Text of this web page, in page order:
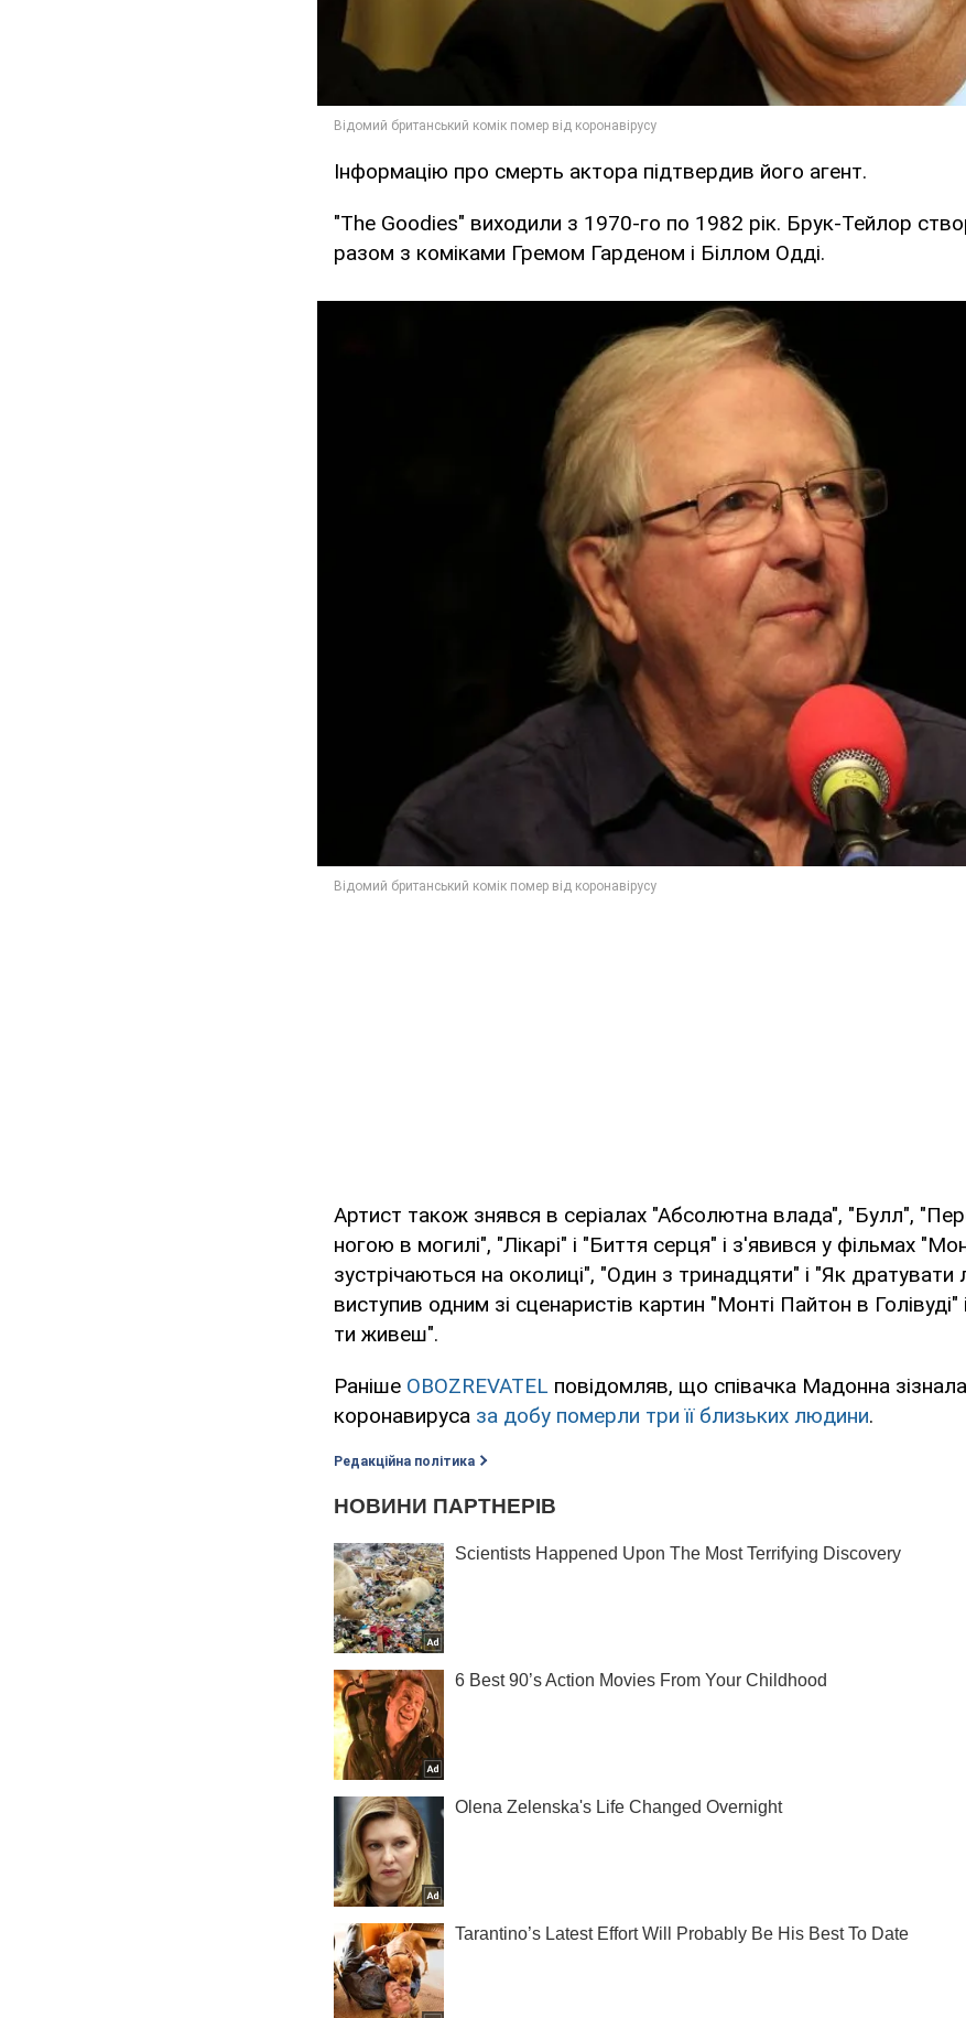
Інформацію про смерть актора підтвердив його агент.
"The Goodies" виходили з 1970-го по 1982 рік. Брук-Тейлор
разом з коміками Гремом Гарденом і Біллом Одді.
Артист також знявся в серіалах "Абсолютна влада", "Булл",
ногою в могилі", "Лікарі" і "Биття серця" і з'явився у фільмах
зустрічаються на околиці", "Один з тринадцяти" і "Як дратувати
виступив одним зі сценаристів картин "Монті Пайтон в
ти живеш".
Раніше OBOZREVATEL повідомляв, що співачка Мадонна
коронавируса за добу померли три її близьких людини.
Редакційна політика